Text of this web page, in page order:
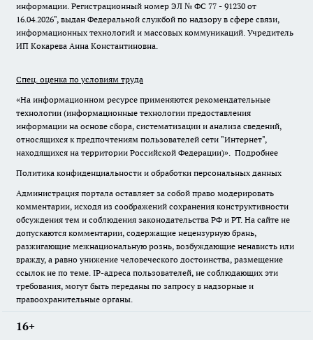
информации. Регистрационный номер ЭЛ № ФС 77 - 91230 от
16.04.2026", выдан Федеральной службой по надзору в сфере связи,
информационных технологий и массовых коммуникаций. Учредитель
ИП Кокарева Анна Константиновна.
Спец. оценка по условиям труда
«На информационном ресурсе применяются рекомендательные
технологии (информационные технологии предоставления
информации на основе сбора, систематизации и анализа сведений,
относящихся к предпочтениям пользователей сети "Интернет",
находящихся на территории Российской Федерации)». Подробнее
Политика конфиденциальности и обработки персональных данных
Администрация портала оставляет за собой право модерировать
комментарии, исходя из соображений сохранения конструктивности
обсуждения тем и соблюдения законодательства РФ и РТ. На сайте не
допускаются комментарии, содержащие нецензурную брань,
разжигающие межнациональную рознь, возбуждающие ненависть или
вражду, а равно унижение человеческого достоинства, размещение
ссылок не по теме. IP-адреса пользователей, не соблюдающих эти
требования, могут быть переданы по запросу в надзорные и
правоохранительные органы.
16+